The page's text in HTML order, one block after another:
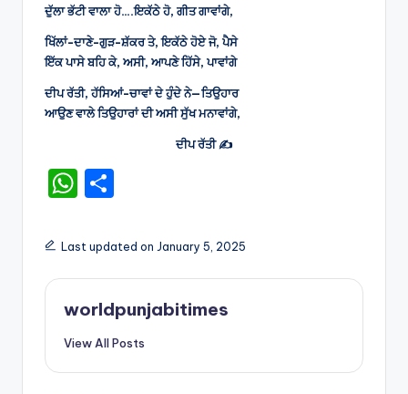
ਦੁੱਲਾ ਭੱਟੀ ਵਾਲਾ ਹੋ….ਇਕੱਠੇ ਹੋ, ਗੀਤ ਗਾਵਾਂਗੇ,
ਖਿੱਲਾਂ-ਦਾਣੇ-ਗੁੜ-ਸ਼ੱਕਰ ਤੇ, ਇਕੱਠੇ ਹੋਏ ਜੋ, ਪੈਸੇ
ਇੱਕ ਪਾਸੇ ਬਹਿ ਕੇ, ਅਸੀ, ਆਪਣੇ ਹਿੱਸੇ, ਪਾਵਾਂਗੇ
ਦੀਪ ਰੱਤੀ, ਹੱਸਿਆਂ-ਚਾਵਾਂ ਦੇ ਹੁੰਦੇ ਨੇ—ਤਿਉਹਾਰ
ਆਉਣ ਵਾਲੇ ਤਿਉਹਾਰਾਂ ਦੀ ਅਸੀ ਸੁੱਖ ਮਨਾਵਾਂਗੇ,
ਦੀਪ ਰੱਤੀ ✍️
W
a
ts
A
p
ar
e
Last updated on January 5, 2025
worldpunjabitimes
View All Posts